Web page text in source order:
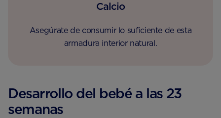
Calcio
Asegúrate de consumir lo suficiente de esta
armadura interior natural.
Desarrollo del bebé a las 23
semanas